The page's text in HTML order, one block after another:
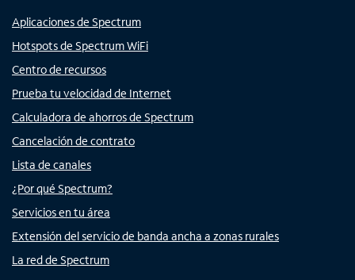
Aplicaciones de Spectrum
Hotspots de Spectrum WiFi
Centro de recursos
Prueba tu velocidad de Internet
Calculadora de ahorros de Spectrum
Cancelación de contrato
Lista de canales
¿Por qué Spectrum?
Servicios en tu área
Extensión del servicio de banda ancha a zonas rurales
La red de Spectrum